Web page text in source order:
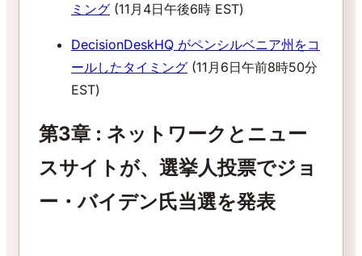
ミング (11月4日午後6時 EST)
DecisionDeskHQ がペンシルベニア州をコ
ールしたタイミング (11月6日午前8時50分
EST)
第3章 : ネットワークとニュー
スサイトが、選挙人投票でジョ
ー・バイデン氏当選を発表